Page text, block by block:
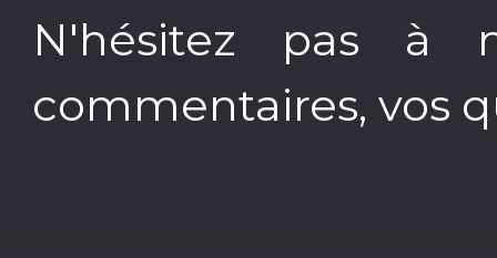
N'hésitez pas à
commentaires, vos